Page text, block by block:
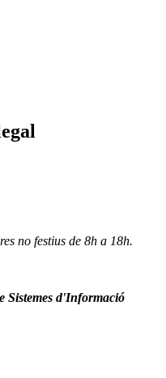
no festius de 8h a 18h.
Sistemes d'Informació